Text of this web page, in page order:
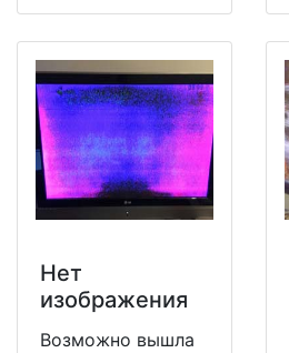
Нет
изображения
Возможно вышла